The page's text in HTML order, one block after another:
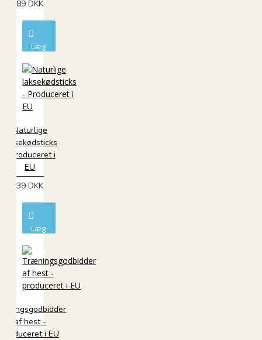
89 DKK
Læg
kurv
Naturlige
laksekødsticks
- Produceret i
EU
39 DKK
Læg
kurv
af hest -
produceret i EU